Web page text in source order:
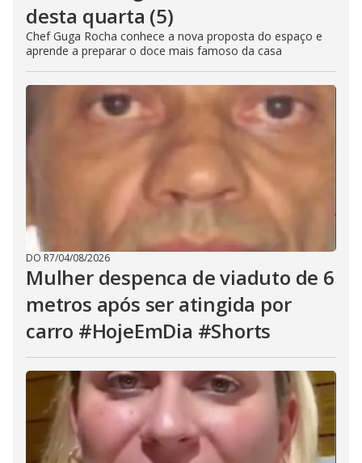
desta quarta (5)
Chef Guga Rocha conhece a nova proposta do espaço e
aprende a preparar o doce mais famoso da casa
DO R7/04/08/2026
Mulher despenca de viaduto de 6
metros após ser atingida por
carro #HojeEmDia #Shorts